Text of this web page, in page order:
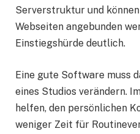
Serverstruktur und
Webseiten angebunden
Einstiegshürde deutlich.
Eine gute Software muss
eines Studios verändern.
helfen, den persönlichen
weniger Zeit für